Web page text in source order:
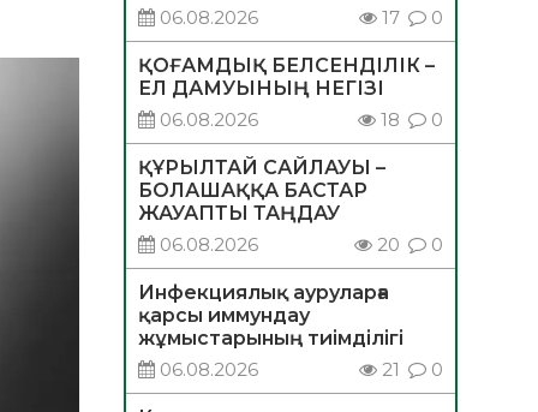
06.08.2026
17 0
ҚОҒАМДЫҚ БЕЛСЕНДІЛІК –
ЕЛ ДАМУЫНЫҢ НЕГІЗІ
06.08.2026
18 0
ҚҰРЫЛТАЙ САЙЛАУЫ –
БОЛАШАҚҚА БАСТАР
ЖАУАПТЫ ТАҢДАУ
06.08.2026
20 0
Инфекциялық ауруларға
қарсы иммундау
жұмыстарының тиімділігі
06.08.2026
21 0